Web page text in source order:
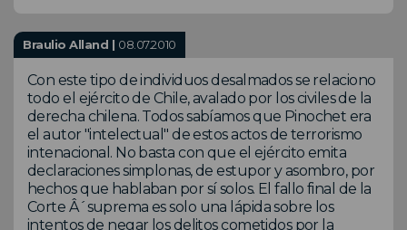
Braulio Alland | 08.07.2010
Con este tipo de individuos desalmados se relaciono
todo el ejército de Chile, avalado por los civiles de la
derecha chilena. Todos sabíamos que Pinochet era
el autor "intelectual" de estos actos de terrorismo
intenacional. No basta con que el ejército emita
declaraciones simplonas, de estupor y asombro, por
hechos que hablaban por sí solos. El fallo final de la
Corte Â´suprema es solo una lápida sobre los
intentos de negar los delitos cometidos por la